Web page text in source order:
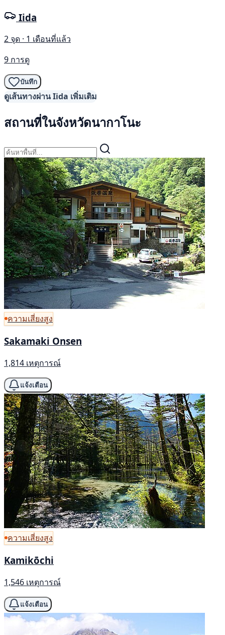
Iida
2 จุด · 1 เดือนที่แล้ว
9 การดู
บันทึก
ดูเส้นทางผ่าน Iida เพิ่มเติม
สถานที่ในจังหวัดนากาโนะ
ความเสี่ยงสูง
Sakamaki Onsen
1,814 เหตุการณ์
แจ้งเตือน
ความเสี่ยงสูง
Kamikōchi
1,546 เหตุการณ์
แจ้งเตือน